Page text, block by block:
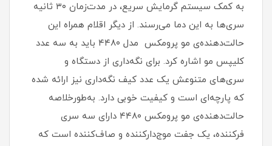
به کمک سیستم گرمایش سریع، در مدت‌زمان ۳۰ ثانیه
سری‌ها به این دما می‌رسند. از دیگر اقلام همراه این
حالت‌دهنده‌ی مو پرومکس مدل ۴۴۸۰ باید به سه عدد
کلیپس مو اشاره کرد. برای نگه‌داری از دستگاه و
سری‌های متنوعش یک عدد کیف نگه‌داری نیز ارائه شده
که پارچه‌ای است و کیفیت خوبی دارد. به‌طورخلاصه
حالت‌دهنده‌ی مو پرومکس ۴۴۸۰ دارای سه سری
فرکننده، یک جفت موج‌دارکننده و صاف‌کننده است که